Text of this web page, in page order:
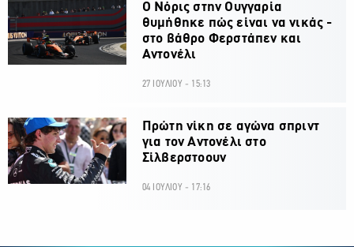
O Νόρις στην Ουγγαρία
θυμήθηκε πώς είναι να νικάς -
στο βάθρο Φερστάπεν και
Αντονέλι
27 ΙΟΥΛΙΟΥ - 15:13
Πρώτη νίκη σε αγώνα σπριντ
για τον Αντονέλι στο
Σίλβερστοουν
04 ΙΟΥΛΙΟΥ - 17:16